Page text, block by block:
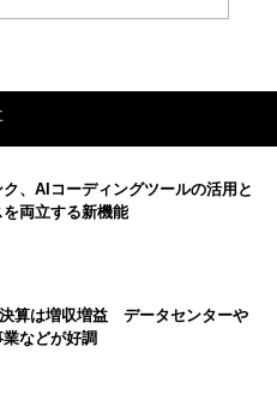
、AIコーディングツールの活用と
を両立する新機能
算は増収増益 データセンターや
などが好調